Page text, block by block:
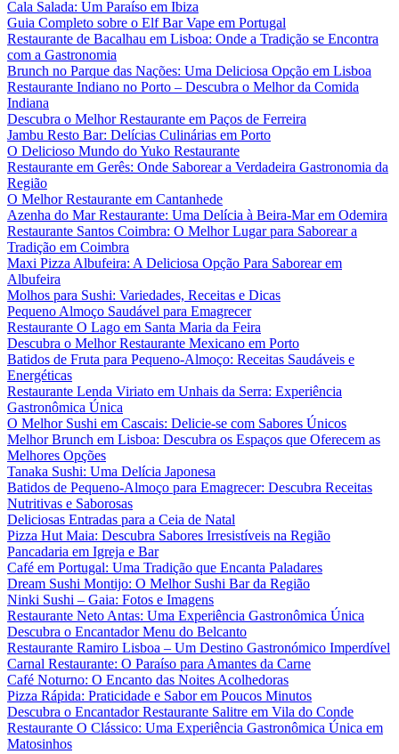
Cala Salada: Um Paraíso em Ibiza
Guia Completo sobre o Elf Bar Vape em Portugal
Restaurante de Bacalhau em Lisboa: Onde a Tradição se Encontra
com a Gastronomia
Brunch no Parque das Nações: Uma Deliciosa Opção em Lisboa
Restaurante Indiano no Porto – Descubra o Melhor da Comida
Indiana
Descubra o Melhor Restaurante em Paços de Ferreira
Jambu Resto Bar: Delícias Culinárias em Porto
O Delicioso Mundo do Yuko Restaurante
Restaurante em Gerês: Onde Saborear a Verdadeira Gastronomia da
Região
O Melhor Restaurante em Cantanhede
Azenha do Mar Restaurante: Uma Delícia à Beira-Mar em Odemira
Restaurante Santos Coimbra: O Melhor Lugar para Saborear a
Tradição em Coimbra
Maxi Pizza Albufeira: A Deliciosa Opção Para Saborear em
Albufeira
Molhos para Sushi: Variedades, Receitas e Dicas
Pequeno Almoço Saudável para Emagrecer
Restaurante O Lago em Santa Maria da Feira
Descubra o Melhor Restaurante Mexicano em Porto
Batidos de Fruta para Pequeno-Almoço: Receitas Saudáveis e
Energéticas
Restaurante Lenda Viriato em Unhais da Serra: Experiência
Gastronômica Única
O Melhor Sushi em Cascais: Delicie-se com Sabores Únicos
Melhor Brunch em Lisboa: Descubra os Espaços que Oferecem as
Melhores Opções
Tanaka Sushi: Uma Delícia Japonesa
Batidos de Pequeno-Almoço para Emagrecer: Descubra Receitas
Nutritivas e Saborosas
Deliciosas Entradas para a Ceia de Natal
Pizza Hut Maia: Descubra Sabores Irresistíveis na Região
Pancadaria em Igreja e Bar
Café em Portugal: Uma Tradição que Encanta Paladares
Dream Sushi Montijo: O Melhor Sushi Bar da Região
Ninki Sushi – Gaia: Fotos e Imagens
Restaurante Neto Antas: Uma Experiência Gastronômica Única
Descubra o Encantador Menu do Belcanto
Restaurante Ramiro Lisboa – Um Destino Gastronómico Imperdível
Carnal Restaurante: O Paraíso para Amantes da Carne
Café Noturno: O Encanto das Noites Acolhedoras
Pizza Rápida: Praticidade e Sabor em Poucos Minutos
Descubra o Encantador Restaurante Salitre em Vila do Conde
Restaurante O Clássico: Uma Experiência Gastronômica Única em
Matosinhos